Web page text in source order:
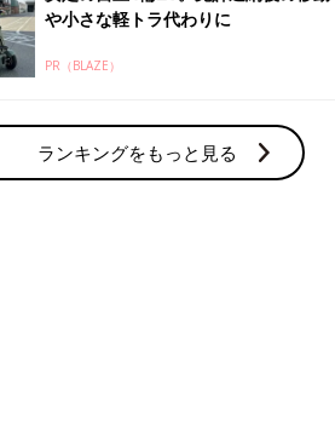
や小さな軽トラ代わりに
PR（BLAZE）
ランキングをもっと見る